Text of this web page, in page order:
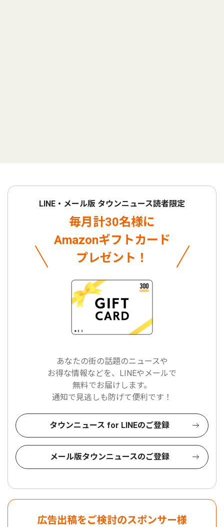
LINE・メール版 タウンニュース読者限定
毎月計30名様に
Amazonギフトカード
プレゼント！
あなたの街の話題のニュースや
お得な情報などを、LINEやメールで
無料でお届けします。
通知で見逃しも防げて便利です！
タウンニュース for LINEのご登録
メール版タウンニュースのご登録
広告出稿をご検討のスポンサー様